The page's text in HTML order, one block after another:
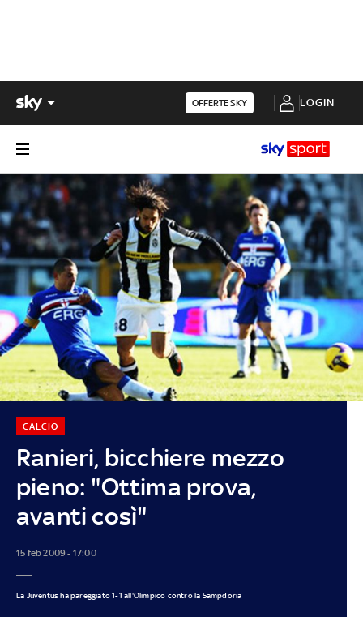
OFFERTE SKY LOGIN
Ranieri, bicchiere mezzo
pieno: "Ottima prova,
avanti così"
CALCIO
15 feb 2009 - 17:00
La Juventus ha pareggiato 1-1 all'Olimpico contro la Sampdoria